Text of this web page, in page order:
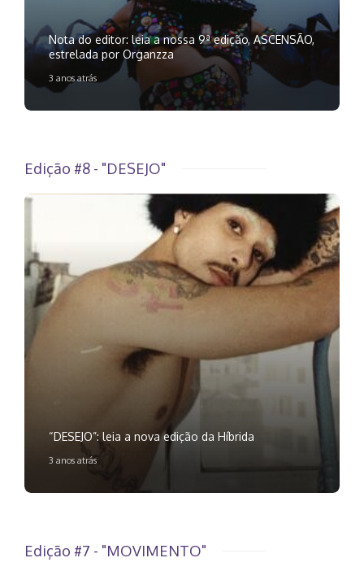
Nota do editor: leia a nossa 9ª edição, ASCENSÃO,
estrelada por Organzza
3 anos atrás
Edição #8 - "DESEJO"
“DESEJO”: leia a nova edição da Híbrida
3 anos atrás
Edição #7 - "MOVIMENTO"